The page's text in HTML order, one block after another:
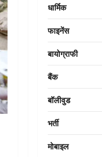
धार्मिक
फाइनेंस
बायोग्राफी
बैंक
बॉलीवुड
भर्ती
मोबाइल